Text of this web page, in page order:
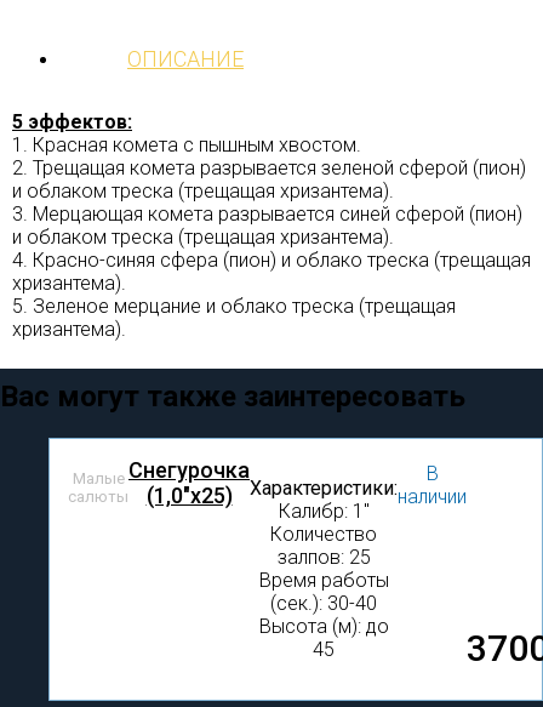
ОПИСАНИЕ
5 эффектов:
1. Красная комета с пышным хвостом.
2. Трещащая комета разрывается зеленой сферой (пион)
и облаком треска (трещащая хризантема).
3. Мерцающая комета разрывается синей сферой (пион)
и облаком треска (трещащая хризантема).
4. Красно-синяя сфера (пион) и облако треска (трещащая
хризантема).
5. Зеленое мерцание и облако треска (трещащая
хризантема).
Вас могут также заинтересовать
Малые
салюты
Снегурочка
(1,0"х25)
Характеристики:
Калибр: 1″
Количество
залпов: 25
Время работы
(сек.): 30-40
Высота (м): до
45
В
наличии